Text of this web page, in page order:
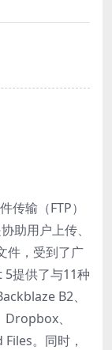
输（FTP）
助用户上传、
件，受到了广
提供了与11种
B2、
、
。同时，